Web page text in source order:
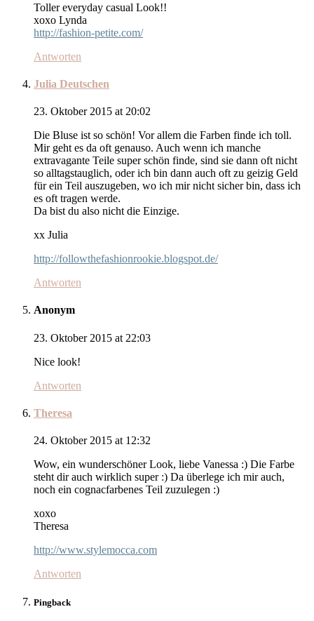
Toller everyday casual Look!!
xoxo Lynda
http://fashion-petite.com/
Antworten
Julia Deutschen
23. Oktober 2015 at 20:02
Die Bluse ist so schön! Vor allem die Farben finde ich toll.
Mir geht es da oft genauso. Auch wenn ich manche
extravagante Teile super schön finde, sind sie dann oft nicht
so alltagstauglich, oder ich bin dann auch oft zu geizig Geld
für ein Teil auszugeben, wo ich mir nicht sicher bin, dass ich
es oft tragen werde.
Da bist du also nicht die Einzige.
xx Julia
http://followthefashionrookie.blogspot.de/
Antworten
Anonym
23. Oktober 2015 at 22:03
Nice look!
Antworten
Theresa
24. Oktober 2015 at 12:32
Wow, ein wunderschöner Look, liebe Vanessa :) Die Farbe
steht dir auch wirklich super :) Da überlege ich mir auch,
noch ein cognacfarbenes Teil zuzulegen :)
xoxo
Theresa
http://www.stylemocca.com
Antworten
Pingback